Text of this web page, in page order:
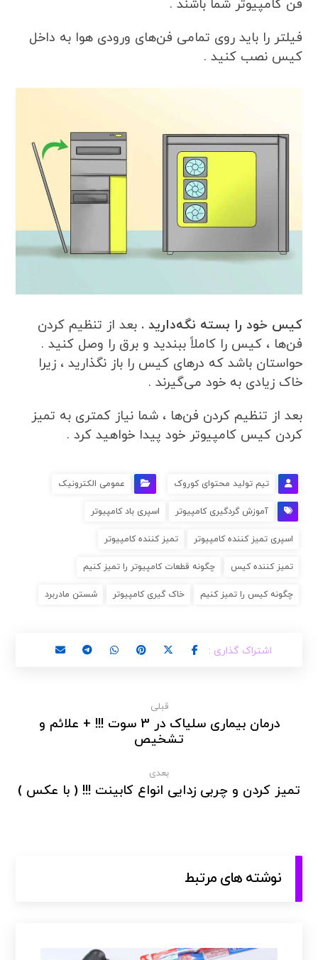
فن کامپیوتر شما باشند .
فیلتر را باید روی تمامی فن‌های ورودی هوا به داخل
کیس نصب کنید .
کیس خود را بسته نگه‌دارید . بعد از تنظیم کردن
فن‌ها ، کیس را کاملاً ببندید و برق را وصل کنید .
حواستان باشد که درهای کیس را باز نگذارید ، زیرا
خاک زیادی به خود می‌گیرند .
بعد از تنظیم کردن فن‌ها ، شما نیاز کمتری به تمیز
کردن کیس کامپیوتر خود پیدا خواهید کرد .
تیم تولید محتوای کوروک عمومی الکترونیک
آموزش گردگیری کامپیوتر اسپری باد کامپیوتر
اسپری تمیز کننده کامپیوتر تمیز کننده کامپیوتر
تمیز کننده کیس چگونه قطعات کامپیوتر را تمیز کنیم
چگونه کیس را تمیز کنیم خاک گیری کامپیوتر شستن مادربرد
قبلی
درمان بیماری سلیاک در 3 سوت !!! + علائم و
تشخیص
بعدی
تمیز کردن و چربی زدایی انواع کابینت !!! ( با عکس )
نوشته های مرتبط